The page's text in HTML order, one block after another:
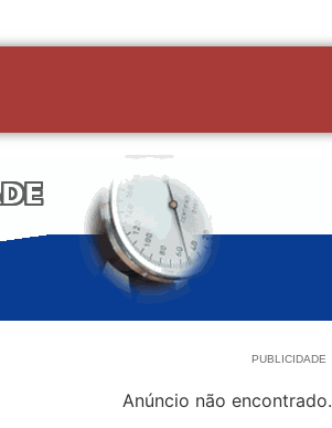
PUBLICIDADE
Anúncio não encontrado.